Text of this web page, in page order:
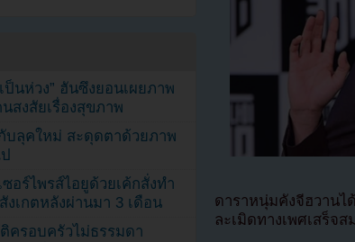
ดาราหนุ่มคังจีฮวานไ
ละเมิดทางเพศเสร็จ
นห่วง” ฮันซึงยอนเผยภาพ
สงสัยเรื่องสุขภาพ
บลุคใหม่ สะดุดตาด้วยภาพ
อร์ไพรส์ไอยูด้วยเค้กสั่งทำ
งเกตหลังผ่านมา 3 เดือน
ครอบครัวไม่ธรรมดา